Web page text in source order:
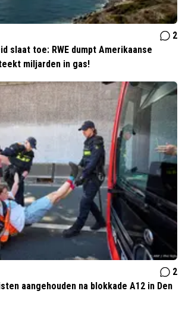
2
slaat toe: RWE dumpt Amerikaanse
miljarden in gas!
2
aangehouden na blokkade A12 in Den